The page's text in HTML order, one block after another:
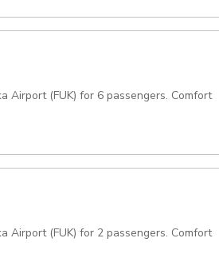
Airport (FUK) for 6 passengers. Comfort
Airport (FUK) for 2 passengers. Comfort